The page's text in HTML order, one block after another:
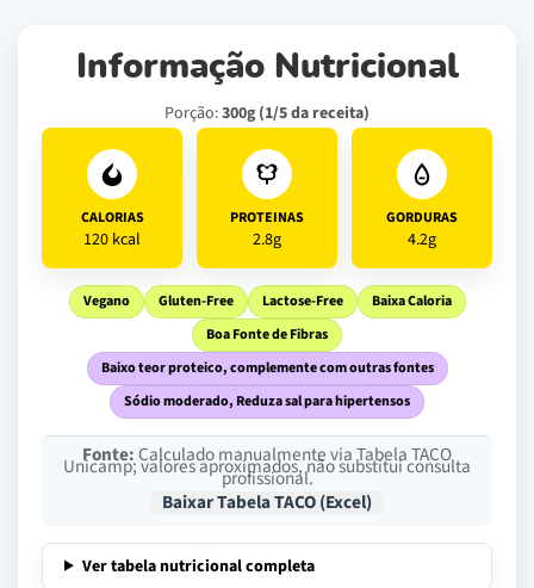
Informação Nutricional
Porção:300g (1/5 da receita)
CALORIAS
120 kcal
PROTEINAS
2.8g
GORDURAS
4.2g
Vegano Gluten-Free Lactose-Free
Baixa Caloria
Boa Fonte de Fibras
Baixo teor proteico, complemente com outras fontes
Sódio moderado, Reduza sal para hipertensos
Fonte:Calculado manualmente via Tabela TACO
Unicamp; valores aproximados, não substitui consulta
profissional.
Baixar Tabela TACO (Excel)
Ver tabela nutricional completa